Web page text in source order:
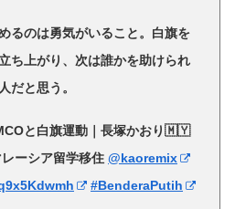
るのは勇気がいること。白旗を
ち上がり、次は誰かを助けられ
だと思う。
と白旗運動｜長塚かおり🇲🇾
ーシア留学移住 @kaoremix
#BenderaPutih